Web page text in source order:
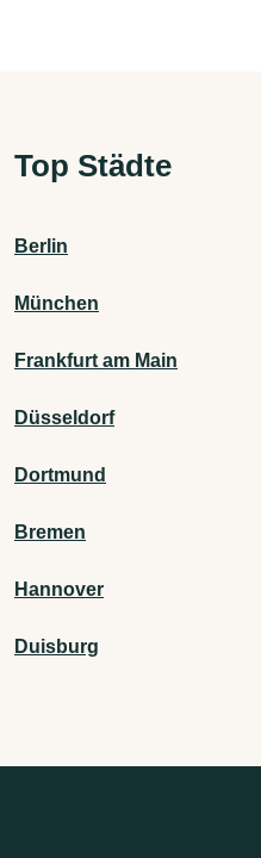
Top Städte
Berlin
München
Frankfurt am Main
Düsseldorf
Dortmund
Bremen
Hannover
Duisburg